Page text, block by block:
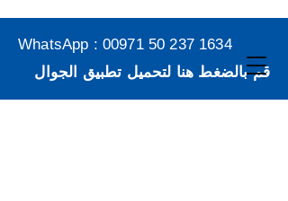
WhatsApp : 00971 50 237 1634
قم بالضغط هنا لتحميل تطبيق الجوال